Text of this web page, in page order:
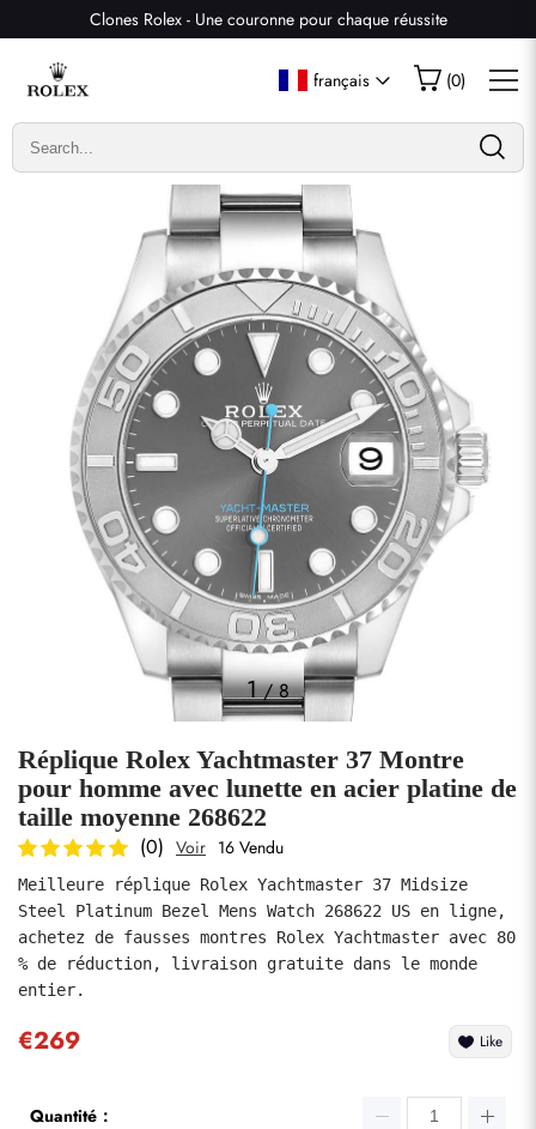
Clones Rolex - Une couronne pour chaque réussite
français (0)
1/8
Réplique Rolex Yachtmaster 37 Montre
pour homme avec lunette en acier platine de
taille moyenne 268622
(0) Voir 16 Vendu
Meilleure réplique Rolex Yachtmaster 37 Midsize
Steel Platinum Bezel Mens Watch 268622 US en ligne,
achetez de fausses montres Rolex Yachtmaster avec 80
% de réduction, livraison gratuite dans le monde
entier.
€269 Like
Quantité：
Écrire un commentaire
Seuls les clients ayant acheté cet article sont autorisés à
laisser un commentaire.
commentaires
soumettre